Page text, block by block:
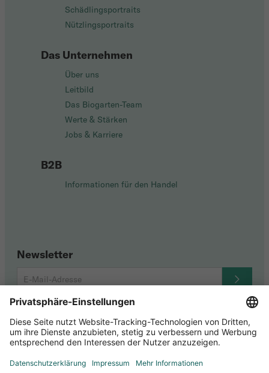
Schädlingsportraits
Nützlingsportraits
Das Unternehmen
Über uns
Leitbild
Das Biogarten-Team
Werte & Stärken
Jobs & Karriere
B2B
Informationen für den Handel
Newsletter
Social Media